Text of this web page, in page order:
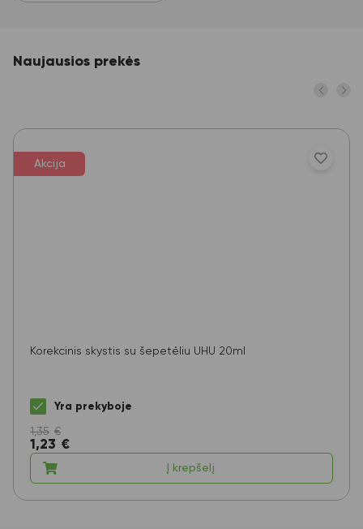
Naujausios prekės
Akcija
Korekcinis skystis su šepetėliu UHU 20ml
Yra prekyboje
1,35 €
1,23 €
Į krepšelį